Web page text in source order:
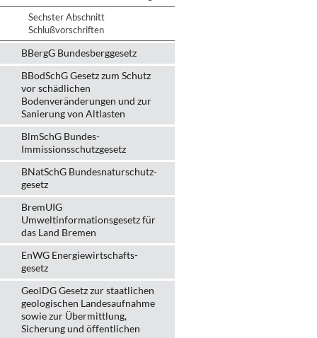
Sechster Abschnitt
Schlußvorschriften
BBergG Bundesberggesetz
BBodSchG Gesetz zum Schutz
vor schädlichen
Bodenveränderungen und zur
Sanierung von Altlasten
BlmSchG Bundes-
Immissionsschutz­gesetz
BNatSchG Bundesnaturschutz-
gesetz
BremUIG
Umweltinformationsgesetz für
das Land Bremen
EnWG Energiewirtschafts-
gesetz
GeolDG Gesetz zur staatlichen
geologischen Landesaufnahme
sowie zur Übermittlung,
Sicherung und öffentlichen